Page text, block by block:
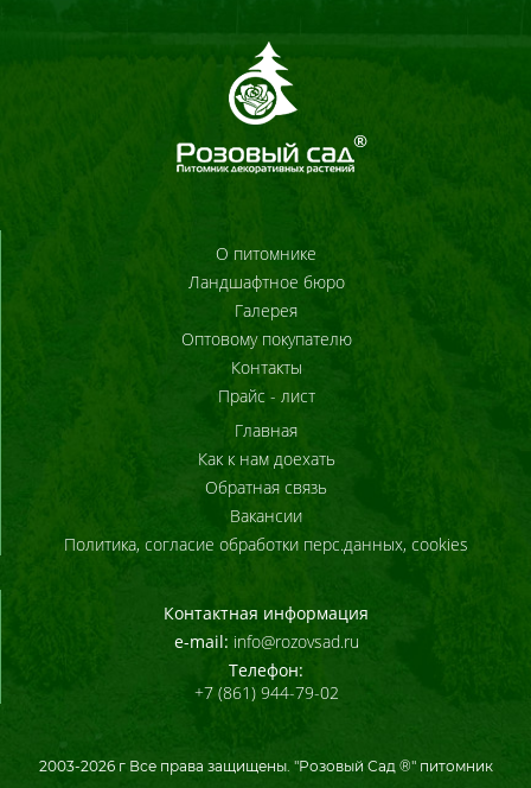
О питомнике
Ландшафтное бюро
Галерея
Оптовому покупателю
Контакты
Прайс - лист
Главная
Как к нам доехать
Обратная связь
Вакансии
Политика, согласие обработки перс.данных, cookies
Контактная информация
e-mail: info@rozovsad.ru
Телефон:
+7 (861) 944-79-02
2003-2026г Все права защищены. "Розовый Сад ®" питомник